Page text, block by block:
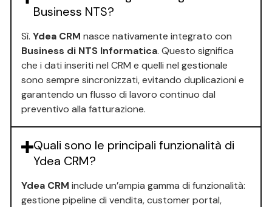
Business NTS?
Sì.Ydea CRM nasce nativamente integrato con
Business di NTS Informatica. Questo significa
che i dati inseriti nel CRM e quelli nel gestionale
sono sempre sincronizzati, evitando duplicazioni e
garantendo un flusso di lavoro continuo dal
preventivo alla fatturazione.
Quali sono le principali funzionalità di
Ydea CRM?
Ydea CRM include un’ampia gamma di funzionalità:
gestione pipeline di vendita, customer portal,